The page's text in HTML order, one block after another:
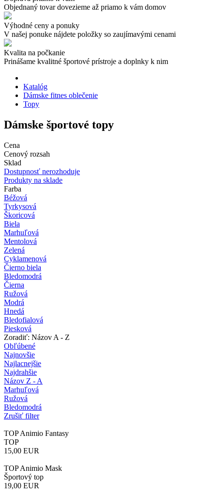
Objednaný tovar dovezieme až priamo k vám domov
Výhodné ceny a ponuky
V našej ponuke nájdete položky so zaujímavými cenami
Kvalita na počkanie
Prinášame kvalitné športové prístroje a doplnky k nim
Katalóg
Dámske fitnes oblečenie
Topy
Dámske športové topy
Cena
Cenový rozsah
Sklad
Dostupnosť nerozhoduje
Produkty na sklade
Farba
Béžová
Tyrkysová
Škoricová
Biela
Marhuľová
Mentolová
Zelená
Cyklamenová
Čierno biela
Bledomodrá
Čierna
Ružová
Modrá
Hnedá
Bledofialová
Piesková
Zoradiť: Názov A - Z
Obľúbené
Najnovšie
Najlacnejšie
Najdrahšie
Názov Z - A
Marhuľová
Ružová
Bledomodrá
Zrušiť filter
TOP Animio Fantasy
TOP
15,00 EUR
TOP Animio Mask
Športový top
19,00 EUR